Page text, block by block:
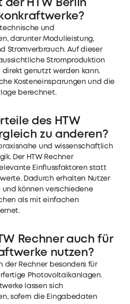
HTW Berlin
und
darunter Modulleistung,
Stromverbrauch. Auf dieser
Stromproduktion
genutzt werden kann.
Kosteneinsparungen und die
berechnet.
des HTW
zu anderen?
und wissenschaftlich
Der HTW Rechner
Einflussfaktoren statt
Dadurch erhalten Nutzer
und können verschiedene
als mit einfachen
Rechner auch für
nutzen?
der Rechner besonders für
Photovoltaikanlagen.
lassen sich
sofern die Eingabedaten